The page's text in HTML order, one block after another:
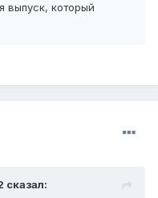
выпуск, который
сказал: